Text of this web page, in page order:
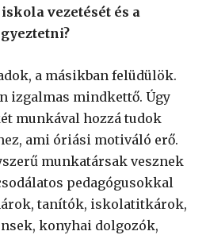
vezetését és a
a másikban felüdülök.
izgalmas mindkettő. Úgy
munkával hozzá tudok
ami óriási motiváló erő.
munkatársak vesznek
pedagógusokkal
tanítók, iskolatitkárok,
konyhai dolgozók,